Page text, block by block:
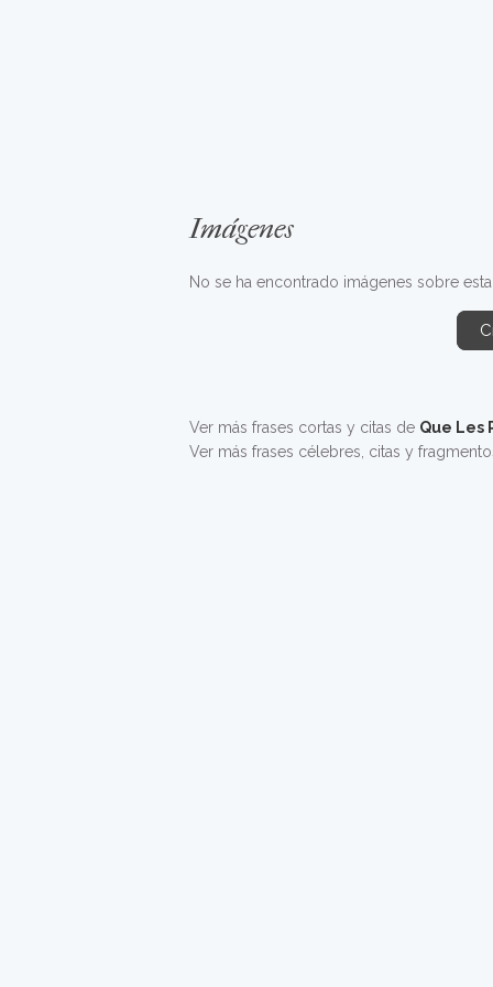
Imágenes
No se ha encontrado imágenes sobre esta
Ver más frases cortas y citas de Que Les
Ver más frases célebres, citas y